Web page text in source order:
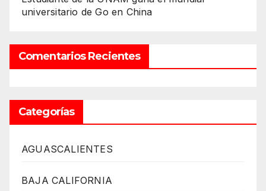
universitario de Go en China
Comentarios Recientes
Categorías
AGUASCALIENTES
BAJA CALIFORNIA